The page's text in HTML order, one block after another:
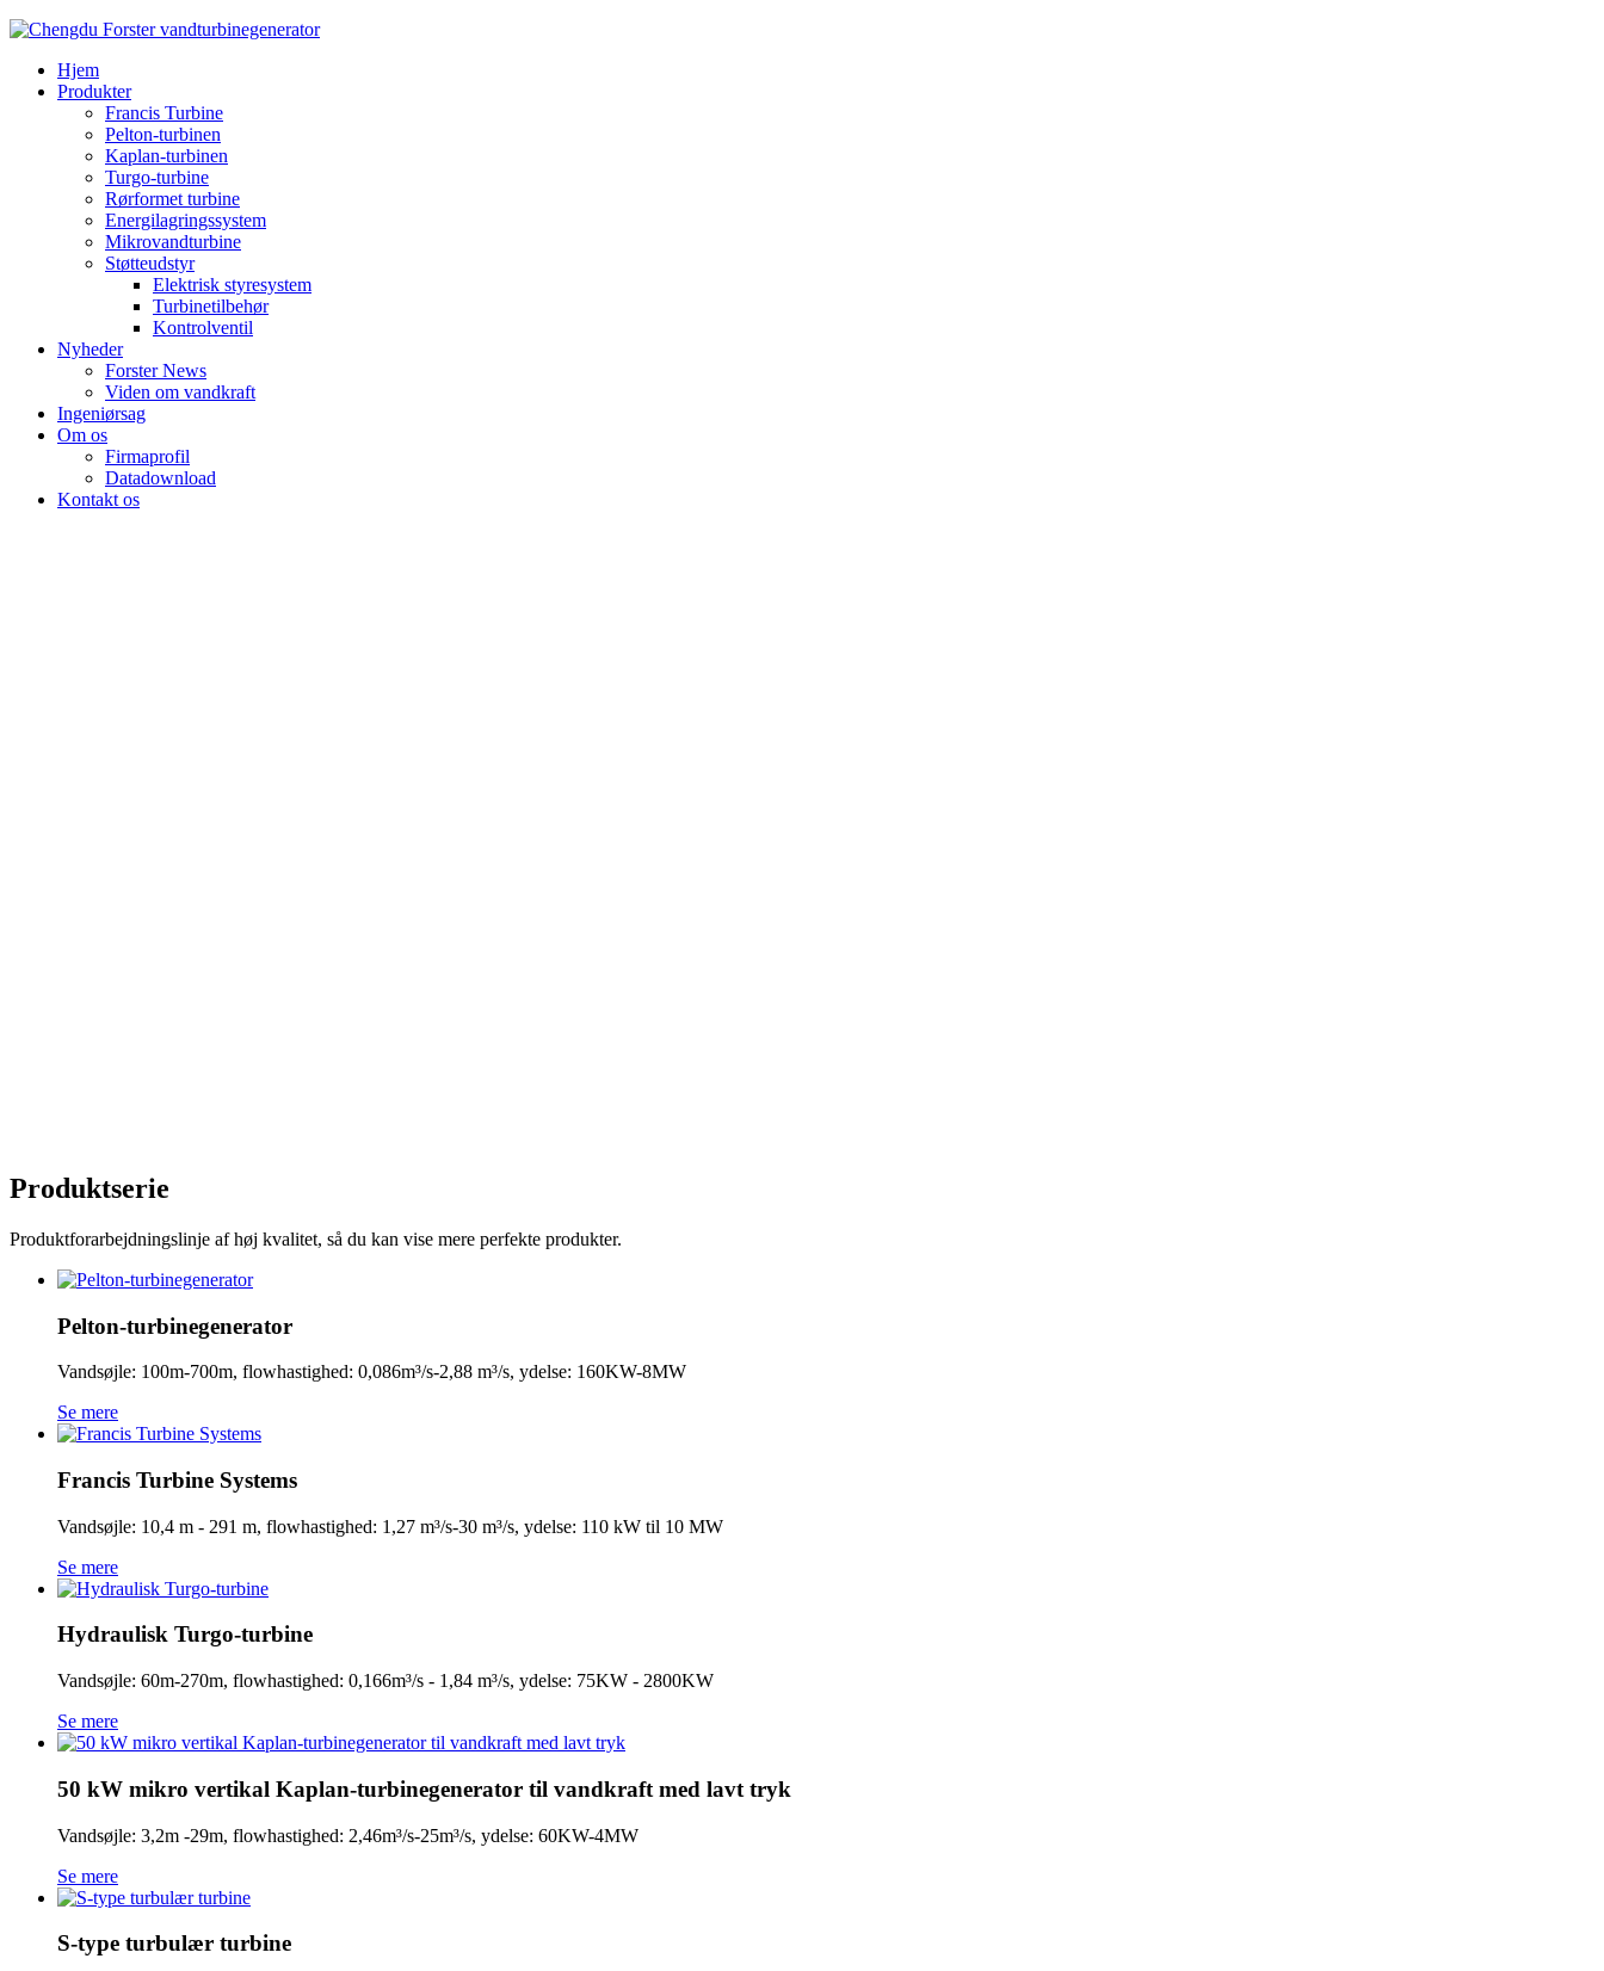
Hjem
Produkter
Francis Turbine
Pelton-turbinen
Kaplan-turbinen
Turgo-turbine
Rørformet turbine
Energilagringssystem
Mikrovandturbine
Støtteudstyr
Elektrisk styresystem
Turbinetilbehør
Kontrolventil
Nyheder
Forster News
Viden om vandkraft
Ingeniørsag
Om os
Firmaprofil
Datadownload
Kontakt os
Produktserie
Produktforarbejdningslinje af høj kvalitet, så du kan vise mere perfekte produkter.
Pelton-turbinegenerator
Vandsøjle: 100m-700m, flowhastighed: 0,086m³/s-2,88 m³/s, ydelse: 160KW-8MW
Se mere
Francis Turbine Systems
Vandsøjle: 10,4 m - 291 m, flowhastighed: 1,27 m³/s-30 m³/s, ydelse: 110 kW til 10 MW
Se mere
Hydraulisk Turgo-turbine
Vandsøjle: 60m-270m, flowhastighed: 0,166m³/s - 1,84 m³/s, ydelse: 75KW - 2800KW
Se mere
50 kW mikro vertikal Kaplan-turbinegenerator til vandkraft med lavt tryk
Vandsøjle: 3,2m -29m, flowhastighed: 2,46m³/s-25m³/s, ydelse: 60KW-4MW
Se mere
S-type turbulær turbine